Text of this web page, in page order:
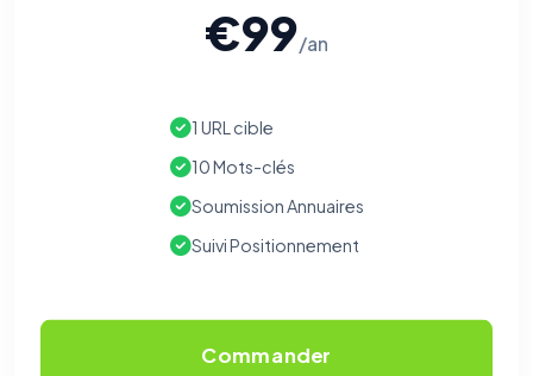
€99/an
1 URL cible
10 Mots-clés
Soumission Annuaires
Suivi Positionnement
Commander